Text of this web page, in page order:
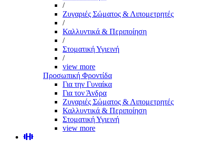
/
Ζυγαριές Σώματος & Λιπομετρητές
/
Καλλυντικά & Περιποίηση
/
Στοματική Υγιεινή
/
view more
Προσωπική Φροντίδα
Για την Γυναίκα
Για τον Άνδρα
Ζυγαριές Σώματος & Λιπομετρητές
Καλλυντικά & Περιποίηση
Στοματική Υγιεινή
view more